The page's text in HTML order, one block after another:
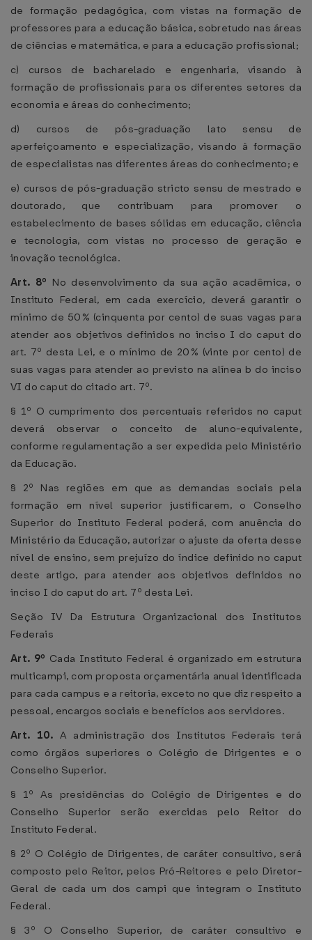
de formação pedagógica, com vistas na formação de
professores para a educação básica, sobretudo nas áreas
de ciências e matemática, e para a educação profissional;
c) cursos de bacharelado e engenharia, visando à
formação de profissionais para os diferentes setores da
economia e áreas do conhecimento;
d) cursos de pós-graduação lato sensu de
aperfeiçoamento e especialização, visando à formação
de especialistas nas diferentes áreas do conhecimento; e
e) cursos de pós-graduação stricto sensu de mestrado e
doutorado, que contribuam para promover o
estabelecimento de bases sólidas em educação, ciência
e tecnologia, com vistas no processo de geração e
inovação tecnológica.
Art. 8º No desenvolvimento da sua ação acadêmica, o
Instituto Federal, em cada exercício, deverá garantir o
mínimo de 50% (cinquenta por cento) de suas vagas para
atender aos objetivos definidos no inciso I do caput do
art. 7º desta Lei, e o mínimo de 20% (vinte por cento) de
suas vagas para atender ao previsto na alínea b do inciso
VI do caput do citado art. 7º.
§ 1º O cumprimento dos percentuais referidos no caput
deverá observar o conceito de aluno-equivalente,
conforme regulamentação a ser expedida pelo Ministério
da Educação.
§ 2º Nas regiões em que as demandas sociais pela
formação em nível superior justificarem, o Conselho
Superior do Instituto Federal poderá, com anuência do
Ministério da Educação, autorizar o ajuste da oferta desse
nível de ensino, sem prejuízo do índice definido no caput
deste artigo, para atender aos objetivos definidos no
inciso I do caput do art. 7º desta Lei.
Seção IV Da Estrutura Organizacional dos Institutos
Federais
Art. 9º Cada Instituto Federal é organizado em estrutura
multicampi, com proposta orçamentária anual identificada
para cada campus e a reitoria, exceto no que diz respeito a
pessoal, encargos sociais e benefícios aos servidores.
Art. 10. A administração dos Institutos Federais terá
como órgãos superiores o Colégio de Dirigentes e o
Conselho Superior.
§ 1º As presidências do Colégio de Dirigentes e do
Conselho Superior serão exercidas pelo Reitor do
Instituto Federal.
§ 2º O Colégio de Dirigentes, de caráter consultivo, será
composto pelo Reitor, pelos Pró-Reitores e pelo Diretor-
Geral de cada um dos campi que integram o Instituto
Federal.
§ 3º O Conselho Superior, de caráter consultivo e